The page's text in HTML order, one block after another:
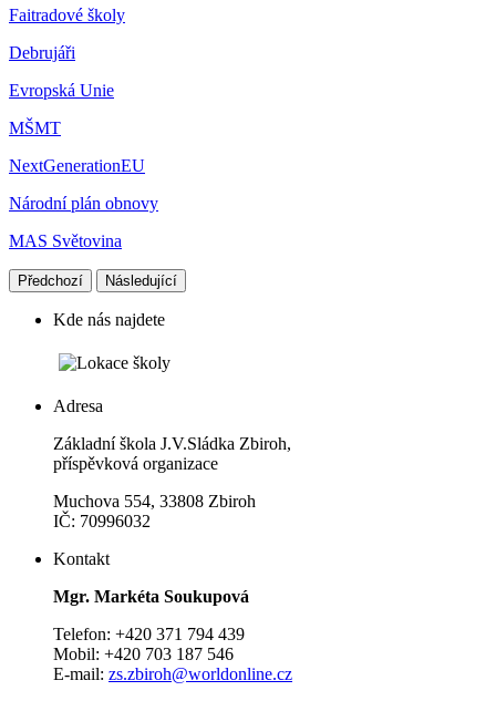
Faitradové školy
Debrujáři
Evropská Unie
MŠMT
NextGenerationEU
Národní plán obnovy
MAS Světovina
Předchozí Následující
Kde nás najdete
Adresa
Základní škola J.V.Sládka Zbiroh,
příspěvková organizace
Muchova 554, 33808 Zbiroh
IČ: 70996032
Kontakt
Mgr. Markéta Soukupová
Telefon: +420 371 794 439
Mobil: +420 703 187 546
E-mail: zs.zbiroh@worldonline.cz